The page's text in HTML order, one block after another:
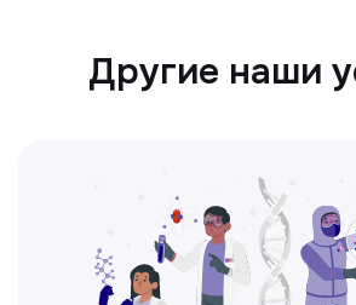
Ультразвуковая диагностика
Безопасный и точный метод для
обследования внутренних органов.